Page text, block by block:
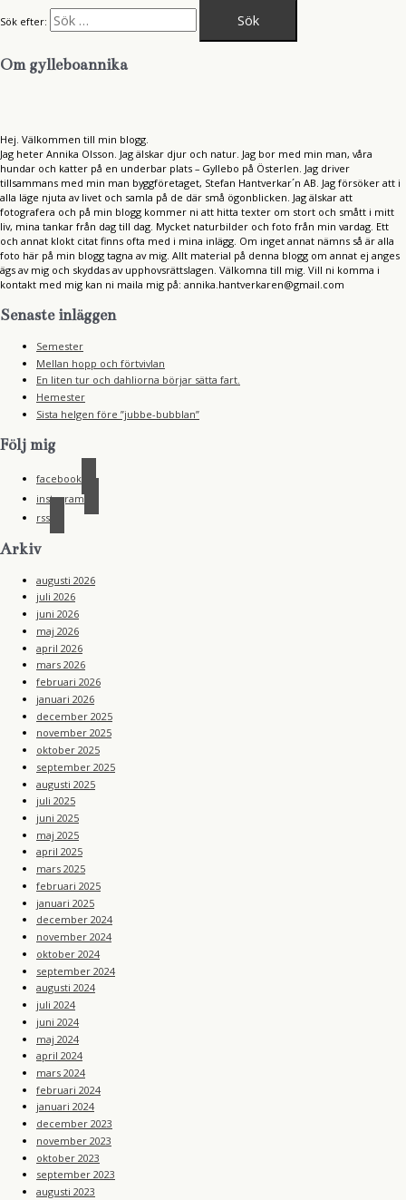
Sök efter:
Om gylleboannika
Hej. Välkommen till min blogg.
Jag heter Annika Olsson. Jag älskar djur och natur. Jag bor med min man, våra
hundar och katter på en underbar plats – Gyllebo på Österlen. Jag driver
tillsammans med min man byggföretaget, Stefan Hantverkar´n AB. Jag försöker att i
alla läge njuta av livet och samla på de där små ögonblicken. Jag älskar att
fotografera och på min blogg kommer ni att hitta texter om stort och smått i mitt
liv, mina tankar från dag till dag. Mycket naturbilder och foto från min vardag. Ett
och annat klokt citat finns ofta med i mina inlägg. Om inget annat nämns så är alla
foto här på min blogg tagna av mig. Allt material på denna blogg om annat ej anges
ägs av mig och skyddas av upphovsrättslagen. Välkomna till mig. Vill ni komma i
kontakt med mig kan ni maila mig på: annika.hantverkaren@gmail.com
Senaste inläggen
Semester
Mellan hopp och förtvivlan
En liten tur och dahliorna börjar sätta fart.
Hemester
Sista helgen före ”jubbe-bubblan”
Följ mig
facebook
instagram
rss
Arkiv
augusti 2026
juli 2026
juni 2026
maj 2026
april 2026
mars 2026
februari 2026
januari 2026
december 2025
november 2025
oktober 2025
september 2025
augusti 2025
juli 2025
juni 2025
maj 2025
april 2025
mars 2025
februari 2025
januari 2025
december 2024
november 2024
oktober 2024
september 2024
augusti 2024
juli 2024
juni 2024
maj 2024
april 2024
mars 2024
februari 2024
januari 2024
december 2023
november 2023
oktober 2023
september 2023
augusti 2023